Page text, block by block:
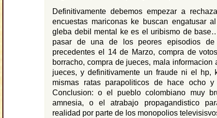
Definitivamente debemos empezar a
encuestas mariconas ke buscan engatusar
gleba debil mental ke es el uribismo de
pasar de una de los peores episodios de
precedentes el 14 de Marzo, compra de
borracho, compra de jueces, mala informacion
jueces, y definitivamente un fraude ni el hp,
mismas ratas parapoliticos de hace ocho
Conclusion: o el pueblo colombiano muy
amnesia, o el atrabajo propagandistico
realidad por parte de los monopolios